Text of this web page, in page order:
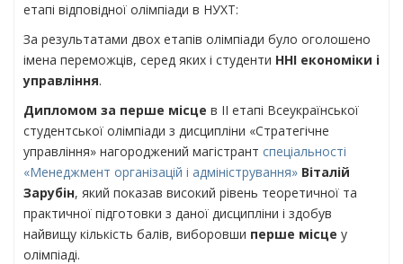
етапі відповідної олімпіади в НУХТ:
За результатами двох етапів олімпіади було оголошено
імена переможців, серед яких і студенти ННІ економіки і
управління.
Дипломом за перше місце в ІІ етапі Всеукраїнської
студентської олімпіади з дисципліни «Стратегічне
управління» нагороджений магістрант спеціальності
«Менеджмент організацій і адміністрування» Віталій
Зарубін, який показав високий рівень теоретичної та
практичної підготовки з даної дисципліни і здобув
найвищу кількість балів, виборовши перше місце у
олімпіаді.